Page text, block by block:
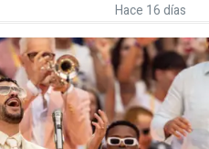
Hace 16 días